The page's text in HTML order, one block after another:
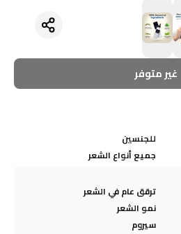
غير متوفر
للجنسين
جميع أنواع الشعر
ترقق عام في الشعر
نمو الشعر
سيروم